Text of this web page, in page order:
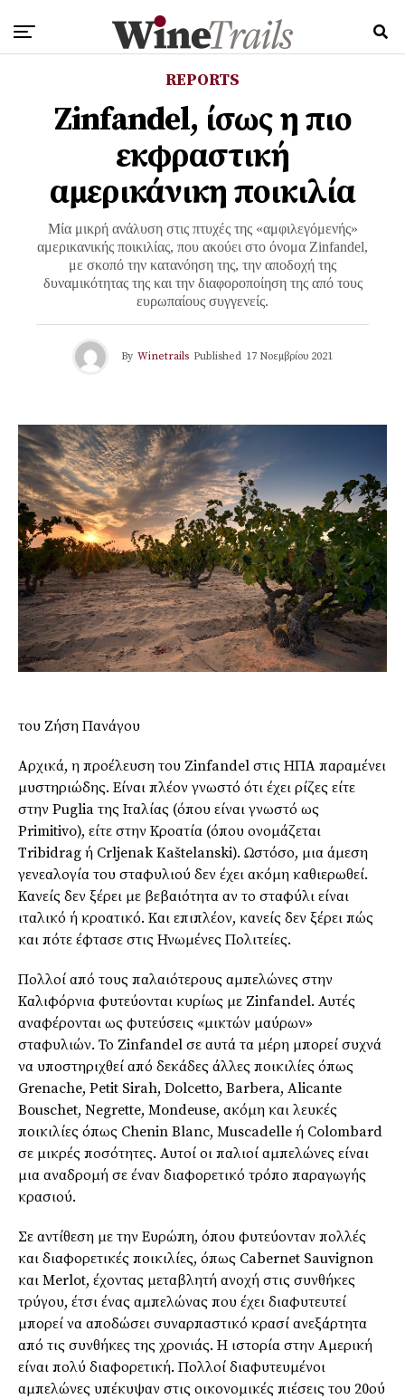
REPORTS
Zinfandel, ίσως η πιο
εκφραστική
αμερικάνικη ποικιλία
Μία μικρή ανάλυση στις πτυχές της «αμφιλεγόμενής»
αμερικανικής ποικιλίας, που ακούει στο όνομα Zinfandel,
με σκοπό την κατανόηση της, την αποδοχή της
δυναμικότητας της και την διαφοροποίηση της από τους
ευρωπαίους συγγενείς.
By Winetrails Published 17 Νοεμβρίου 2021
του Ζήση Πανάγου
Αρχικά, η προέλευση του Zinfandel στις ΗΠΑ παραμένει
μυστηριώδης. Είναι πλέον γνωστό ότι έχει ρίζες είτε
στην Puglia της Ιταλίας (όπου είναι γνωστό ως
Primitivo), είτε στην Κροατία (όπου ονομάζεται
Tribidrag ή Crljenak Kaštelanski). Ωστόσο, μια άμεση
γενεαλογία του σταφυλιού δεν έχει ακόμη καθιερωθεί.
Κανείς δεν ξέρει με βεβαιότητα αν το σταφύλι είναι
ιταλικό ή κροατικό. Και επιπλέον, κανείς δεν ξέρει πώς
και πότε έφτασε στις Ηνωμένες Πολιτείες.
Πολλοί από τους παλαιότερους αμπελώνες στην
Καλιφόρνια φυτεύονται κυρίως με Zinfandel. Αυτές
αναφέρονται ως φυτεύσεις «μικτών μαύρων»
σταφυλιών. Το Zinfandel σε αυτά τα μέρη μπορεί συχνά
να υποστηριχθεί από δεκάδες άλλες ποικιλίες όπως
Grenache, Petit Sirah, Dolcetto, Barbera, Alicante
Bouschet, Negrette, Mondeuse, ακόμη και λευκές
ποικιλίες όπως Chenin Blanc, Muscadelle ή Colombard
σε μικρές ποσότητες. Αυτοί οι παλιοί αμπελώνες είναι
μια αναδρομή σε έναν διαφορετικό τρόπο παραγωγής
κρασιού.
Σε αντίθεση με την Ευρώπη, όπου φυτεύονταν πολλές
και διαφορετικές ποικιλίες, όπως Cabernet Sauvignon
και Merlot, έχοντας μεταβλητή ανοχή στις συνθήκες
τρύγου, έτσι ένας αμπελώνας που έχει διαφυτευτεί
μπορεί να αποδώσει συναρπαστικό κρασί ανεξάρτητα
από τις συνθήκες της χρονιάς. Η ιστορία στην Αμερική
είναι πολύ διαφορετική. Πολλοί διαφυτευμένοι
αμπελώνες υπέκυψαν στις οικονομικές πιέσεις του 20ού